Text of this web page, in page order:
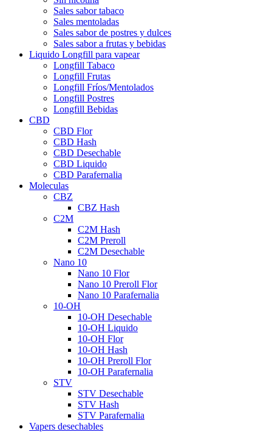
Sales sabor tabaco
Sales mentoladas
Sales sabor de postres y dulces
Sales sabor a frutas y bebidas
Liquido Longfill para vapear
Longfill Tabaco
Longfill Frutas
Longfill Fríos/Mentolados
Longfill Postres
Longfill Bebidas
CBD
CBD Flor
CBD Hash
CBD Desechable
CBD Liquido
CBD Parafernalia
Moleculas
CBZ
CBZ Hash
C2M
C2M Hash
C2M Preroll
C2M Desechable
Nano 10
Nano 10 Flor
Nano 10 Preroll Flor
Nano 10 Parafernalia
10-OH
10-OH Desechable
10-OH Liquido
10-OH Flor
10-OH Hash
10-OH Preroll Flor
10-OH Parafernalia
STV
STV Desechable
STV Hash
STV Parafernalia
Vapers desechables